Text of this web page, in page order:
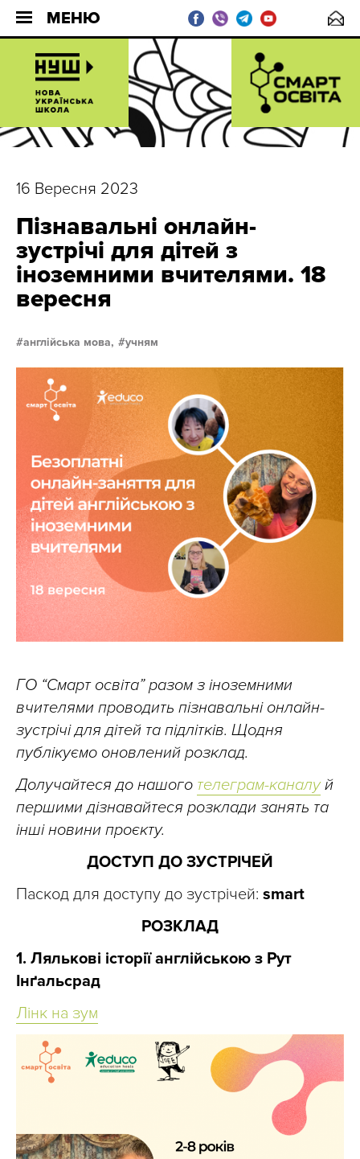
МЕНЮ
16 Вересня 2023
Пізнавальні онлайн-
зустрічі для дітей з
іноземними вчителями. 18
вересня
англійська мова, учням
ГО “Смарт освіта” разом з іноземними
вчителями проводить пізнавальні онлайн-
зустрічі для дітей та підлітків. Щодня
публікуємо оновлений розклад.
Долучайтеся до нашого телеграм-каналуй
першими дізнавайтеся розклади занять та
інші новини проєкту.
ДОСТУП ДО ЗУСТРІЧЕЙ
Паскод для доступу до зустрічей: smart
РОЗКЛАД
1. Лялькові історії англійською з Рут
Інґальсрад
Лінк на зум